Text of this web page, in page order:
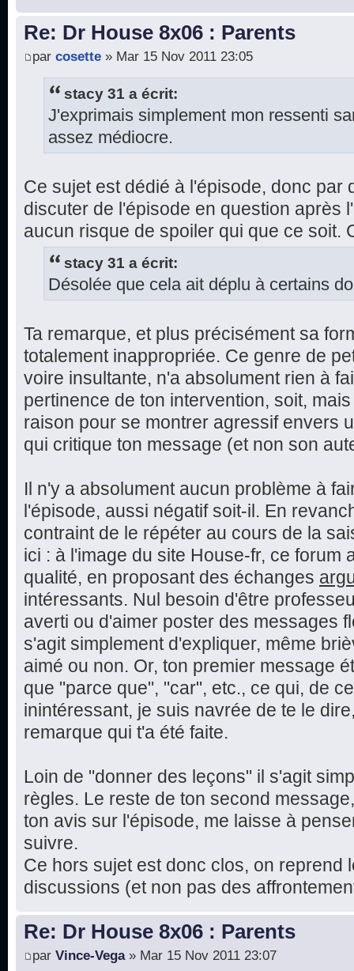
Re: Dr House 8x06 : Parents
par cosette » Mar 15 Nov 2011 23:05
stacy 31 a écrit:
J'exprimais simplement mon ressenti
assez médiocre.
Ce sujet est dédié à l'épisode, donc par
discuter de l'épisode en question après
aucun risque de spoiler qui que ce soit.
stacy 31 a écrit:
Désolée que cela ait déplu à certains
Ta remarque, et plus précisément sa
totalement inappropriée. Ce genre de
voire insultante, n'a absolument rien à
pertinence de ton intervention, soit,
raison pour se montrer agressif envers
qui critique ton message (et non son
Il n'y a absolument aucun problème à
l'épisode, aussi négatif soit-il. En
contraint de le répéter au cours de la
ici : à l'image du site House-fr, ce forum
qualité, en proposant des échanges
intéressants. Nul besoin d'être
averti ou d'aimer poster des messages
s'agit simplement d'expliquer, même
aimé ou non. Or, ton premier message
que "parce que", "car", etc., ce qui, de
inintéressant, je suis navrée de te le
remarque qui t'a été faite.
Loin de "donner des leçons" il s'agit
règles. Le reste de ton second
ton avis sur l'épisode, me laisse à
suivre.
Ce hors sujet est donc clos, on reprend
discussions (et non pas des
Re: Dr House 8x06 : Parents
par Vince-Vega» Mar 15 Nov 2011 23:07